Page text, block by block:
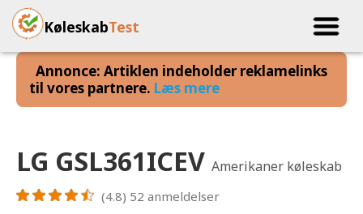
KøleskabTest
Annonce: Artiklen indeholder reklamelinks
til vores partnere. Læs mere
LG GSL361ICEV Amerikaner køleskab
(4.8) 52 anmeldelser